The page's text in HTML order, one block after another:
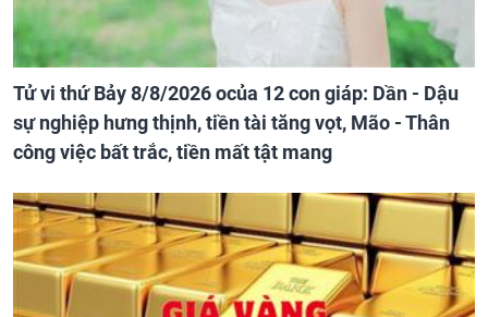
Tử vi thứ Bảy 8/8/2026 ocủa 12 con giáp: Dần - Dậu
sự nghiệp hưng thịnh, tiền tài tăng vọt, Mão - Thân
công việc bất trắc, tiền mất tật mang